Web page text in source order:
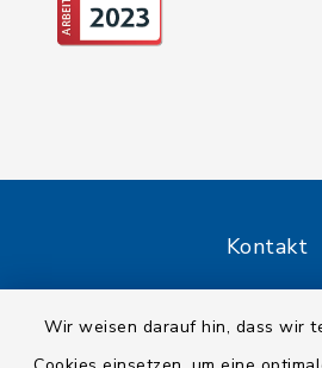
Wir weisen darauf hin, dass wir
Kontakt